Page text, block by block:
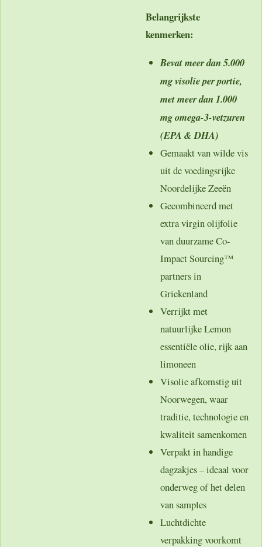
Belangrijkste
kenmerken:
Bevat meer dan 5.000
mg visolie per portie,
met meer dan 1.000
mg omega-3-vetzuren
(EPA & DHA)
Gemaakt vanwilde vis
uit de voedingsrijke
Noordelijke Zeeën
Gecombineerd met
extra virgin olijfolie
van duurzame Co-
Impact Sourcing™
partners in
Griekenland
Verrijkt met
natuurlijke Lemon
essentiële olie, rijk aan
limoneen
Visolie afkomstig uit
Noorwegen, waar
traditie, technologie en
kwaliteit samenkomen
Verpakt inhandige
dagzakjes– ideaal voor
onderweg of het delen
van samples
Luchtdichte
verpakkingvoorkomt